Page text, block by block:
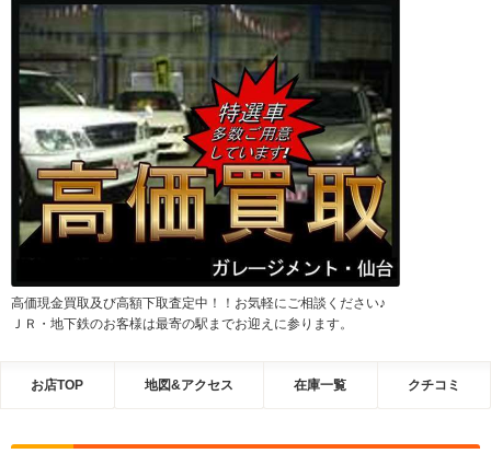
高価現金買取及び高額下取査定中！！お気軽にご相談ください♪
ＪＲ・地下鉄のお客様は最寄の駅までお迎えに参ります。
お店TOP 地図&アクセス 在庫一覧 クチコミ